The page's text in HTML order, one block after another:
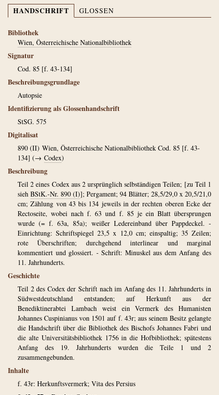
HANDSCHRIFT GLOSSEN
Bibliothek
Wien, Österreichische Nationalbibliothek
Signatur
Cod. 85 [f. 43-134]
Beschreibungsgrundlage
Autopsie
Identifizierung als Glossenhandschrift
StSG. 575
Digitalisat
890 (II) Wien, Österreichische Nationalbibliothek Cod. 85 [f. 43-
134] (→ Codex)
Beschreibung
Teil 2 eines Codex aus 2 ursprünglich selbständigen Teilen; [zu Teil 1
sieh BStK.-Nr. 890 (I)]; Pergament; 94 Blätter; 28,5/29,0 x 20,5/21,0
cm; Zählung von 43 bis 134 jeweils in der rechten oberen Ecke der
Rectoseite, wobei nach f. 63 und f. 85 je ein Blatt übersprungen
wurde (= f. 63a, 85a); weißer Ledereinband über Pappdeckel. -
Einrichtung: Schriftspiegel 23,5 x 12,0 cm; einspaltig; 35 Zeilen;
rote Überschriften; durchgehend interlinear und marginal
kommentiert und glossiert. - Schrift: Minuskel aus dem Anfang des
11. Jahrhunderts.
Geschichte
Teil 2 des Codex der Schrift nach im Anfang des 11. Jahrhunderts in
Südwestdeutschland entstanden; auf Herkunft aus der
Benediktinerabtei Lambach weist ein Vermerk des Humanisten
Johannes Cuspinianus von 1501 auf f. 43r; aus seinem Besitz gelangte
die Handschrift über die Bibliothek des Bischofs Johannes Fabri und
die alte Universitätsbibliothek 1756 in die Hofbibliothek; spätestens
Anfang des 19. Jahrhunderts wurden die Teile 1 und 2
zusammengebunden.
Inhalte
f. 43r: Herkunftsvermerk; Vita des Persius